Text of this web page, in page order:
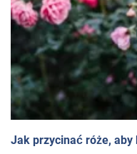
Jak przycinać róże,